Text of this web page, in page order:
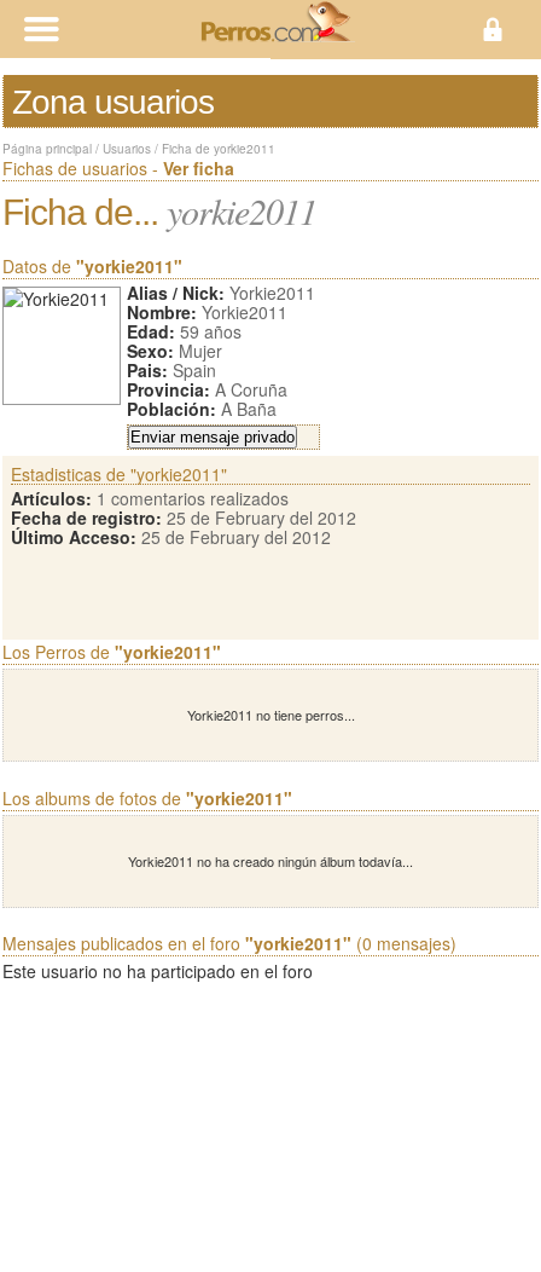
Zona usuarios
Página principal / Usuarios / Ficha de yorkie2011
Fichas de usuarios - Ver ficha
Ficha de... yorkie2011
Datos de "yorkie2011"
Alias / Nick: Yorkie2011
Nombre: Yorkie2011
Edad: 59 años
Sexo: Mujer
Pais: Spain
Provincia: A Coruña
Población: A Baña
Estadisticas de "yorkie2011"
Artículos: 1 comentarios realizados
Fecha de registro: 25 de February del 2012
Último Acceso: 25 de February del 2012
Los Perros de "yorkie2011"
Yorkie2011 no tiene perros...
Los albums de fotos de "yorkie2011"
Yorkie2011 no ha creado ningún álbum todavía...
Mensajes publicados en el foro "yorkie2011" (0 mensajes)
Este usuario no ha participado en el foro